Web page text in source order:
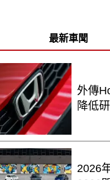
最新車聞
外傳
降低
2026